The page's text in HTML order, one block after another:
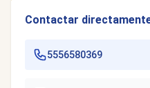
Contactar
5556580369